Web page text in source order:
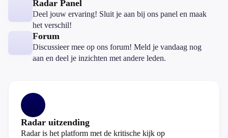
Radar Panel
Deel jouw ervaring! Sluit je aan bij ons panel en maak
het verschil!
Forum
Discussieer mee op ons forum! Meld je vandaag nog
aan en deel je inzichten met andere leden.
Radar uitzending
Radar is het platform met de kritische kijk op